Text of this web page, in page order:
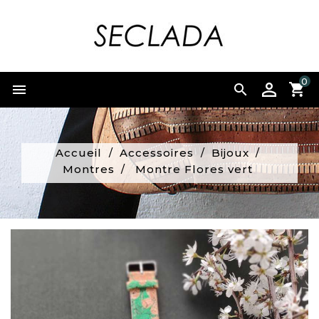

 0
Accueil Accessoires
Bijoux
Montres
Montre Flores vert